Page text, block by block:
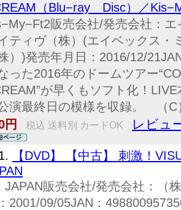
（Blu−ray Disc）／
販売会社/発売会社：
ティヴ（株）(エイベックス・
株）)発売年月日：2016/12/
った2016年のドームツア
が早くもソフト化！
演最終日の模様を収録。 （C
円
税込 送料別 カードOK レビュ
【DVD】 【中古】 刺激！
販売会社/発売会社：（
2001/09/05JAN：